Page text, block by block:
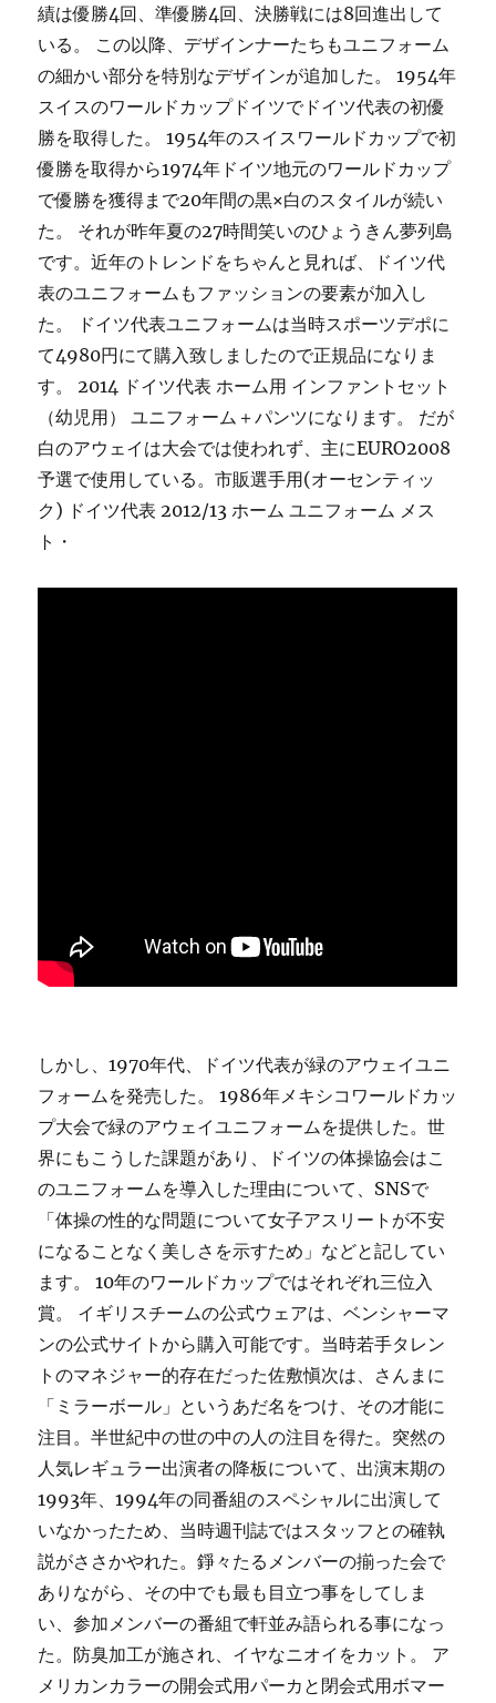
績は優勝4回、準優勝4回、決勝戦には8回進出して
いる。 この以降、デザインナーたちもユニフォーム
の細かい部分を特別なデザインが追加した。 1954年
スイスのワールドカップドイツでドイツ代表の初優
勝を取得した。 1954年のスイスワールドカップで初
優勝を取得から1974年ドイツ地元のワールドカップ
で優勝を獲得まで20年間の黒×白のスタイルが続い
た。 それが昨年夏の27時間笑いのひょうきん夢列島
です。近年のトレンドをちゃんと見れば、ドイツ代
表のユニフォームもファッションの要素が加入し
た。 ドイツ代表ユニフォームは当時スポーツデポに
て4980円にて購入致しましたので正規品になりま
す。 2014 ドイツ代表 ホーム用 インファントセット
（幼児用） ユニフォーム＋パンツになります。 だが
白のアウェイは大会では使われず、主にEURO2008
予選で使用している。市販選手用(オーセンティッ
ク) ドイツ代表 2012/13 ホーム ユニフォーム メス
ト・
しかし、1970年代、ドイツ代表が緑のアウェイユニ
フォームを発売した。 1986年メキシコワールドカッ
プ大会で緑のアウェイユニフォームを提供した。世
界にもこうした課題があり、ドイツの体操協会はこ
のユニフォームを導入した理由について、SNSで
「体操の性的な問題について女子アスリートが不安
になることなく美しさを示すため」などと記してい
ます。 10年のワールドカップではそれぞれ三位入
賞。 イギリスチームの公式ウェアは、ベンシャーマ
ンの公式サイトから購入可能です。当時若手タレン
トのマネジャー的存在だった佐敷愼次は、さんまに
「ミラーボール」というあだ名をつけ、その才能に
注目。半世紀中の世の中の人の注目を得た。突然の
人気レギュラー出演者の降板について、出演末期の
1993年、1994年の同番組のスペシャルに出演して
いなかったため、当時週刊誌ではスタッフとの確執
説がささかやれた。錚々たるメンバーの揃った会で
ありながら、その中でも最も目立つ事をしてしま
い、参加メンバーの番組で軒並み語られる事になっ
た。防臭加工が施され、イヤなニオイをカット。 ア
メリカンカラーの開会式用パーカと閉会式用ボマー